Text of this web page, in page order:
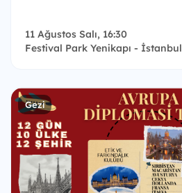
11 Ağustos Salı, 16:30
Festival Park Yenikapı - İstanbul
Gezi